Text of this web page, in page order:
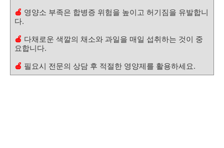
🍎 영양소 부족은 합병증 위험을 높이고 허기짐을 유발합니
다.
🍎 다채로운 색깔의 채소와 과일을 매일 섭취하는 것이 중
요합니다.
🍎 필요시 전문의 상담 후 적절한 영양제를 활용하세요.